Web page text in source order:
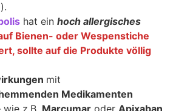
hat ein hoch allergisches
Bienen- oder Wespenstiche
sollte auf die Produkte völlig
mit
Medikamenten